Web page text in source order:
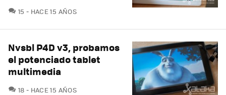
15 COMENTARIOS
HACE 15 AÑOS
Nvsbl P4D v3, probamos
el potenciado tablet
multimedia
18 COMENTARIOS
HACE 15 AÑOS